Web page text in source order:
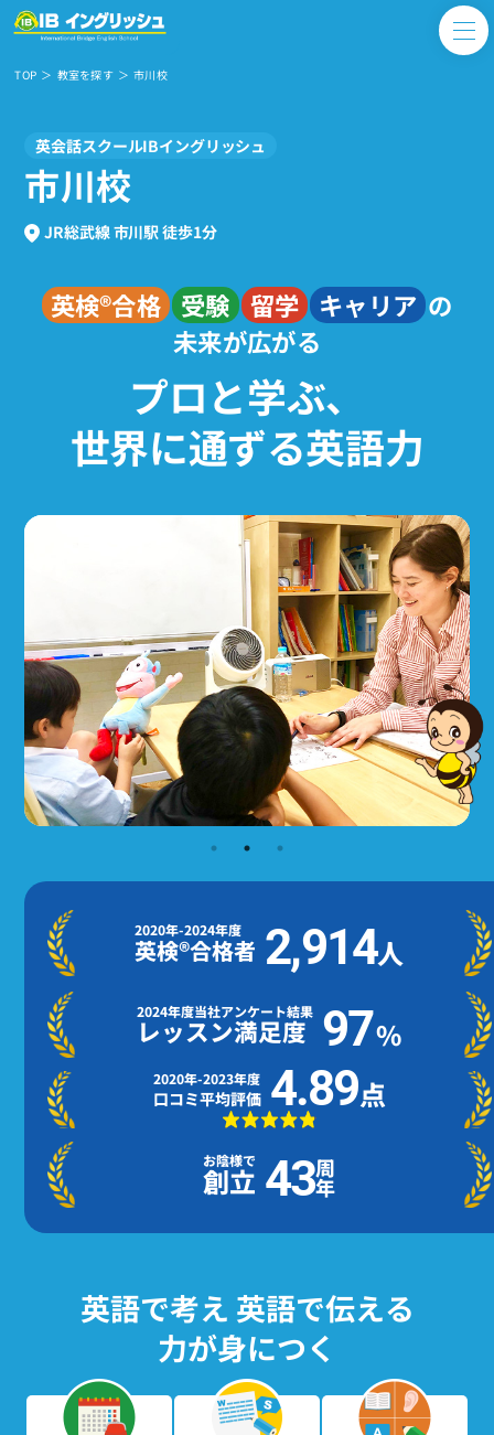
TOP 教室を探す 市川校
英会話スクールIBイングリッシュ
市川校
JR総武線 市川駅 徒歩1分
英検®合格 受験 留学 キャリア の
未来が広がる
プロと学ぶ、
世界に通ずる英語力
2020年-2024年度
英検®合格者 2,914人
2024年度当社アンケート結果
レッスン満足度 97%
2020年-2023年度
口コミ平均評価 4.89点
お陰様で
創立 43周
年
英語で考え 英語で伝える
力が身につく